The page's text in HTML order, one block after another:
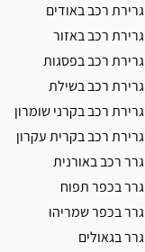
גרירת רכב באודים
גרירת רכב באזור
גרירת רכב בפסגות
גרירת רכב בשילת
גרירת רכב בקרני שומרון
גרירת רכב בקרית עקרון
גרר רכב באורנית
גרר בכפר תפוח
גרר בכפר שמריהו
גרר בגאולים